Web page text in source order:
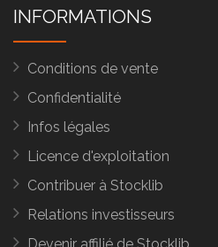
INFORMATIONS
Conditions de vente
Confidentialité
Infos légales
Licence d'exploitation
Contribuer à Stocklib
Relations investisseurs